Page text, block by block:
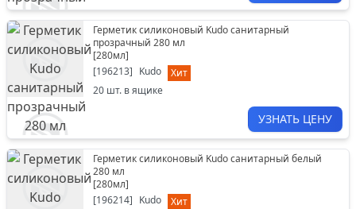
Герметик силиконовый Kudo санитарный
прозрачный 280 мл
[280мл]
[196213] Kudo
Хит
20 шт. в ящике
УЗНАТЬ ЦЕНУ
Герметик силиконовый Kudo санитарный белый
280 мл
[280мл]
[196214] Kudo
Хит